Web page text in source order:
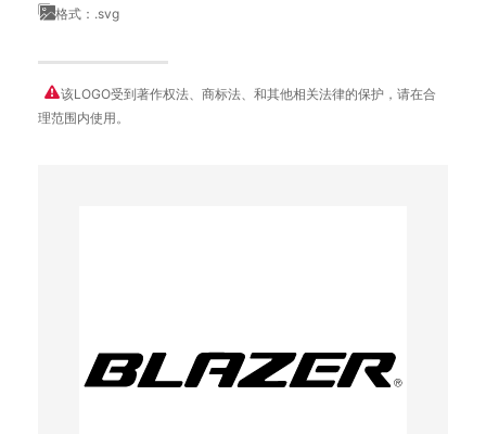
格式：.svg
该LOGO受到著作权法、商标法、和其他相关法律的保护，请在合
理范围内使用。